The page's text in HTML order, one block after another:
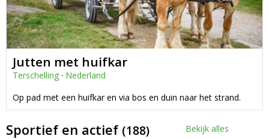
Jutten met huifkar
Terschelling · Nederland
Op pad met een huifkar en via bos en duin naar het strand.
Sportief en actief (188) Bekijk alles